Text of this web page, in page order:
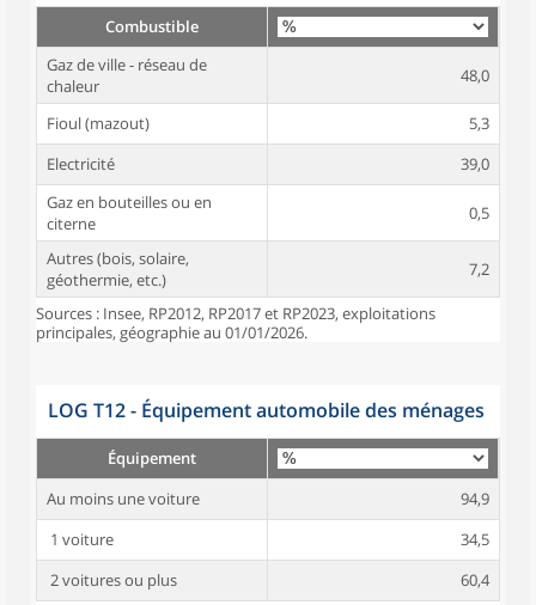
Combustible
Gaz de ville - réseau de
chaleur
48,0
Fioul (mazout)
5,3
Electricité
39,0
Gaz en bouteilles ou en
citerne
0,5
Autres (bois, solaire,
géothermie, etc.)
7,2
Sources : Insee, RP2012, RP2017 et RP2023, exploitations
principales, géographie au 01/01/2026.
LOG T12 - Équipement automobile des ménages
Équipement
Au moins une voiture
94,9
1 voiture
34,5
2 voitures ou plus
60,4